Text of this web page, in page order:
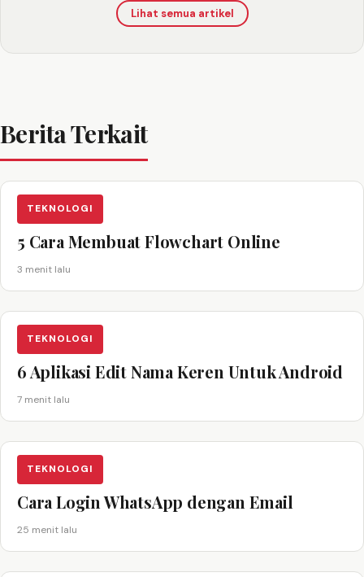
Lihat semua artikel
Berita Terkait
TEKNOLOGI
5 Cara Membuat Flowchart Online
3 menit lalu
TEKNOLOGI
6 Aplikasi Edit Nama Keren Untuk Android
7 menit lalu
TEKNOLOGI
Cara Login WhatsApp dengan Email
25 menit lalu